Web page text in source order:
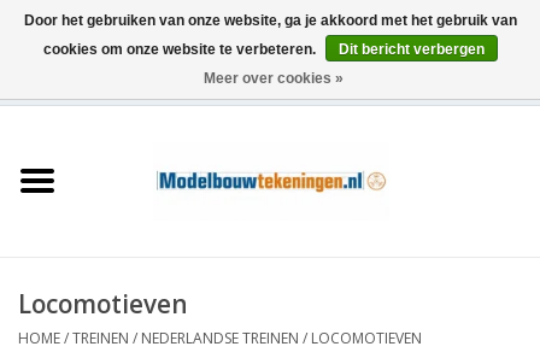
Schepen
Houtbouw
Locomotieven
HOME/TREINEN / NEDERLANDSE TREINEN / LOCOMOTIEVEN
Door het gebruiken van onze website, ga je akkoord met het gebruik van
cookies om onze website te verbeteren.
Dit bericht verbergen
Meer over cookies »